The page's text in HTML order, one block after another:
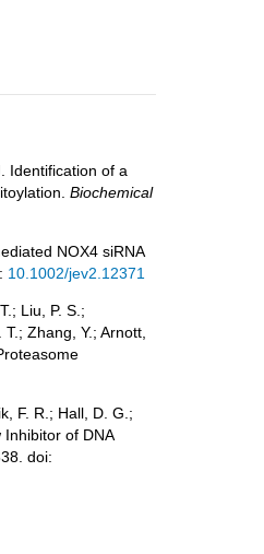
Identification of a
Biochemical
NOX4 siRNA
10.1002/jev2.12371
Liu, P. S.;
Zhang, Y.; Arnott,
F. R.; Hall, D. G.;
of DNA
doi: